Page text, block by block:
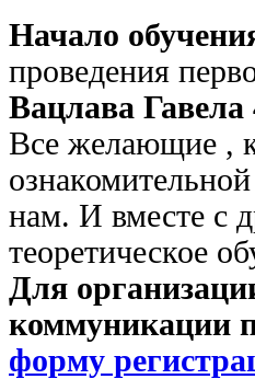
Начало
проведения
Вацлава
Все желающие ,
нам. И вместе с
теоретическое
Для
коммуникации
форму